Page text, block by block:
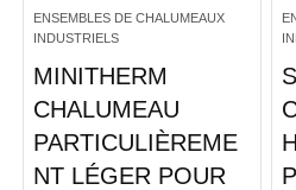
ENSEMBLES DE CHALUMEAUX
INDUSTRIELS
MINITHERM
CHALUMEAU
PARTICULIÈREME
NT LÉGER POUR